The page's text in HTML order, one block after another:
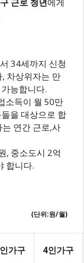
34세까지 신청
차상위자는 만
능합니다.
소득이 월 50만
을 대상으로 합
연간 근로,사
, 중소도시 2억
합니다.
(단위:원/월)
가구 4인가구